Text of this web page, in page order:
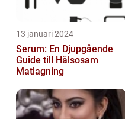
13 januari 2024
Serum: En Djupgående
Guide till Hälsosam
Matlagning